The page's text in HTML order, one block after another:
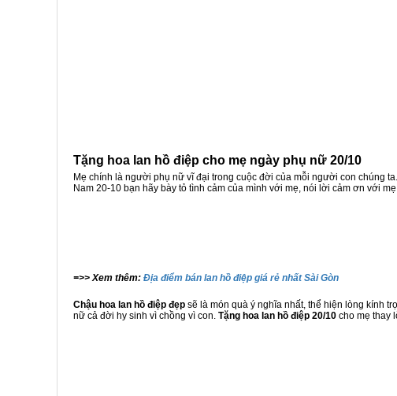
Tặng hoa lan hồ điệp cho mẹ ngày phụ nữ 20/10
Mẹ chính là người phụ nữ vĩ đại trong cuộc đời của mỗi người con chúng
Nam 20-10 bạn hãy bày tỏ tình cảm của mình với mẹ, nói lời cảm ơn với
=>> Xem thêm: Địa điểm bán lan hồ điệp giá rẻ nhất Sài Gòn
Chậu hoa lan hồ điệp đẹp sẽ là món quà ý nghĩa nhất, thể hiện lòng kính
nữ cả đời hy sinh vì chồng vì con. Tặng hoa lan hồ điệp 20/10 cho mẹ thay